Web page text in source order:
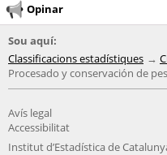
Opinar
Sou aquí:
Classificacions estadístiques
Procesado y conservación de
Avís legal
Accessibilitat
Institut d’Estadística de